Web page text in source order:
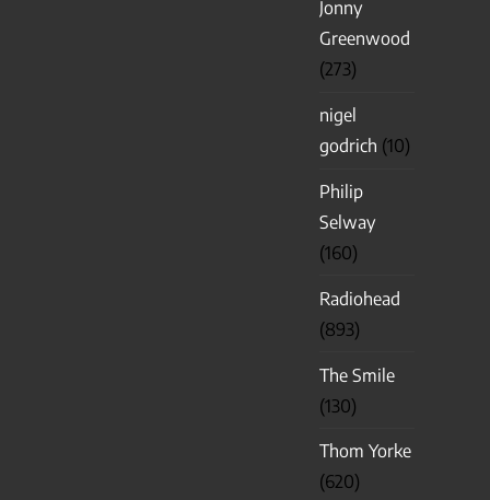
Jonny
Greenwood
(273)
nigel
godrich (10)
Philip
Selway
(160)
Radiohead
(893)
The Smile
(130)
Thom Yorke
(620)